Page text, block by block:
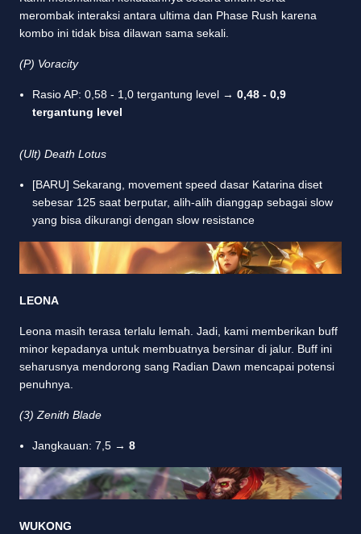
merombak interaksi antara ultima dan Phase Rush karena
kombo ini tidak bisa dilawan sama sekali.
(P) Voracity
Rasio AP: 0,58 - 1,0 tergantung level → 0,48 - 0,9
tergantung level
(Ult) Death Lotus
[BARU] Sekarang, movement speed dasar Katarina diset
sebesar 125 saat berputar, alih-alih dianggap sebagai slow
yang bisa dikurangi dengan slow resistance
LEONA
Leona masih terasa terlalu lemah. Jadi, kami memberikan buff
minor kepadanya untuk membuatnya bersinar di jalur. Buff ini
seharusnya mendorong sang Radian Dawn mencapai potensi
penuhnya.
(3) Zenith Blade
Jangkauan: 7,5 → 8
WUKONG